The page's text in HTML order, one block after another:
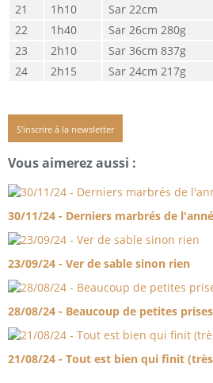
1h10
Sar 22cm
1h40
Sar 26cm 280g
2h10
Sar 36cm 837g
2h15
Sar 24cm 217g
S'inscrire à la newsletter
Vous aimerez aussi :
30/11/24 - Derniers marbrés de
23/09/24 - Ver de sable sinon rien
28/08/24 - Beaucoup de petites prises
21/08/24 - Tout est bien qui finit